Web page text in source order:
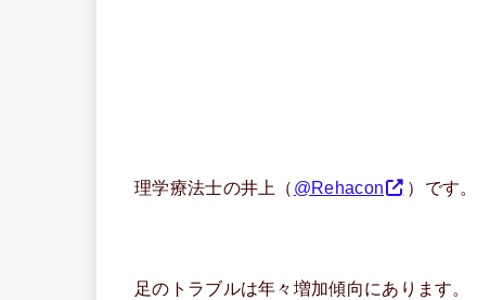
理学療法士の井上（ @Rehacon ）です。
足のトラブルは年々増加傾向にあります。